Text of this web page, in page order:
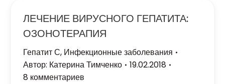
ЛЕЧЕНИЕ ВИРУСНОГО ГЕПАТИТА:
ОЗОНОТЕРАПИЯ
Гепатит С, Инфекционные заболевания
Автор: Катерина Тимченко
19.02.2018
8 комментариев